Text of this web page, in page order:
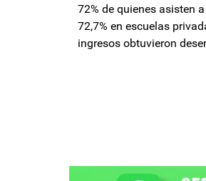
72% de quienes asisten
72,7% en escuelas
ingresos obtuvieron